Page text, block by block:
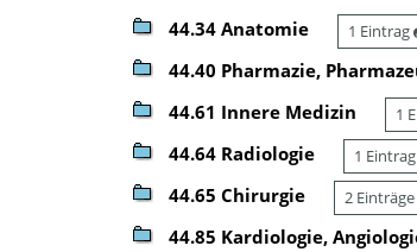
44.34 Anatomie 1 Eintrag
44.40 Pharmazie,
44.61 Innere Medizin 1
44.64 Radiologie 1 Eintrag
44.65 Chirurgie 2 Einträge
44.85 Kardiologie,